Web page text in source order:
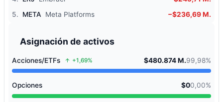
5.
META Meta Platforms −$236,69 M.
Asignación de activos
Acciones/ETFs +1,69% $480.874 M.99,98%
Opciones $00,00%